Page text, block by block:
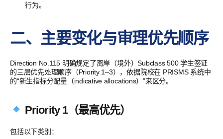
行为。
二、主要变化与审理优先顺序
Direction No.115 明确规定了离岸（境外）Subclass 500 学生签证
的三层优先处理顺序（Priority 1–3），依据院校在 PRISMS 系统中
的“新生指标分配量（indicative allocations）”来区分。
Priority 1（最高优先）
包括以下类别：